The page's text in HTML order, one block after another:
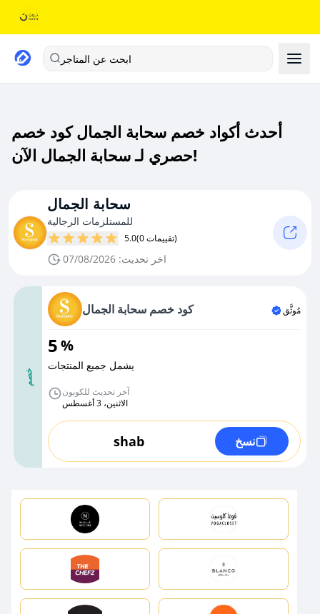
ابحث عن المتاجر
أحدث أكواد خصم سحابة الجمال كود خصم
حصري لـ سحابة الجمال الآن!
سحابة الجمال
للمستلزمات الرجالية
5.0 (0 تقييمات)
اخر تحديث: 07/08/2026
خصم
كود خصم سحابة الجمال مُوثَّق
5%
يشمل جميع المنتجات
آخر تحديث للكوبون
الاثنين، 3 أغسطس
shab نسخ